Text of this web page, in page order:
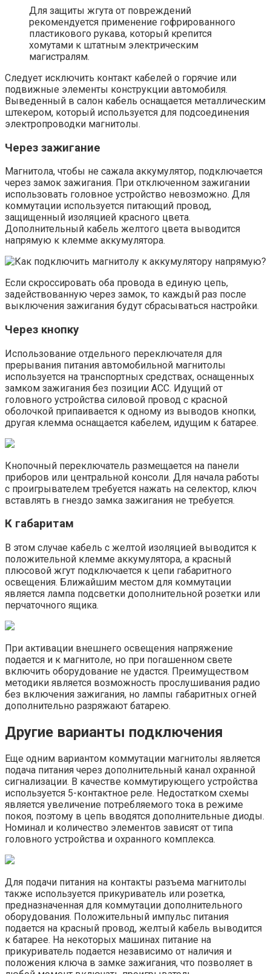
Для защиты жгута от повреждений
рекомендуется применение гофрированного
пластикового рукава, который крепится
хомутами к штатным электрическим
магистралям.
Следует исключить контакт кабелей о горячие или
подвижные элементы конструкции автомобиля.
Выведенный в салон кабель оснащается металлическим
штекером, который используется для подсоединения
электропроводки магнитолы.
Через зажигание
Магнитола, чтобы не сажала аккумулятор, подключается
через замок зажигания. При отключенном зажигании
использовать головное устройство невозможно. Для
коммутации используется питающий провод,
защищенный изоляцией красного цвета.
Дополнительный кабель желтого цвета выводится
напрямую к клемме аккумулятора.
Если скроссировать оба провода в единую цепь,
задействованную через замок, то каждый раз после
выключения зажигания будут сбрасываться настройки.
Через кнопку
Использование отдельного переключателя для
прерывания питания автомобильной магнитолы
используется на транспортных средствах, оснащенных
замком зажигания без позиции АСС. Идущий от
головного устройства силовой провод с красной
оболочкой припаивается к одному из выводов кнопки,
другая клемма оснащается кабелем, идущим к батарее.
Кнопочный переключатель размещается на панели
приборов или центральной консоли. Для начала работы
с проигрывателем требуется нажать на селектор, ключ
вставлять в гнездо замка зажигания не требуется.
К габаритам
В этом случае кабель с желтой изоляцией выводится к
положительной клемме аккумулятора, а красный
плюсовой жгут подключается к цепи габаритного
освещения. Ближайшим местом для коммутации
является лампа подсветки дополнительной розетки или
перчаточного ящика.
При активации внешнего освещения напряжение
подается и к магнитоле, но при погашенном свете
включить оборудование не удастся. Преимуществом
методики является возможность прослушивания радио
без включения зажигания, но лампы габаритных огней
дополнительно разряжают батарею.
Другие варианты подключения
Еще одним вариантом коммутации магнитолы является
подача питания через дополнительный канал охранной
сигнализации. В качестве коммутирующего устройства
используется 5-контактное реле. Недостатком схемы
является увеличение потребляемого тока в режиме
покоя, поэтому в цепь вводятся дополнительные диоды.
Номинал и количество элементов зависят от типа
головного устройства и охранного комплекса.
Для подачи питания на контакты разъема магнитолы
также используется прикуриватель или розетка,
предназначенная для коммутации дополнительного
оборудования. Положительный импульс питания
подается на красный провод, желтый кабель выводится
к батарее. На некоторых машинах питание на
прикуриватель подается независимо от наличия и
положения ключа в замке зажигания, что позволяет в